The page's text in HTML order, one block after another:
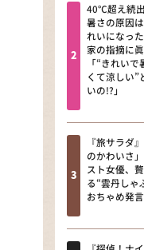
news
河合
「な
かえ
にす
本日
朝だ
教え
ミカ
40℃超え続
暑さの原因
れいになっ
家の指摘に
「“きれい
くて涼しい”
いの!?」
『旅サラダ
のかわいさ
スト女優、
る“雲丹しゃ
おちゃめ発言